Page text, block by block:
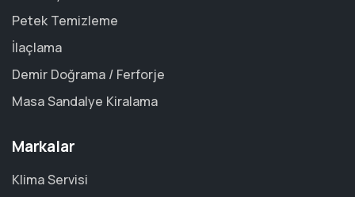
Petek Temizleme
İlaçlama
Demir Doğrama / Ferforje
Masa Sandalye Kiralama
Markalar
Klima Servisi